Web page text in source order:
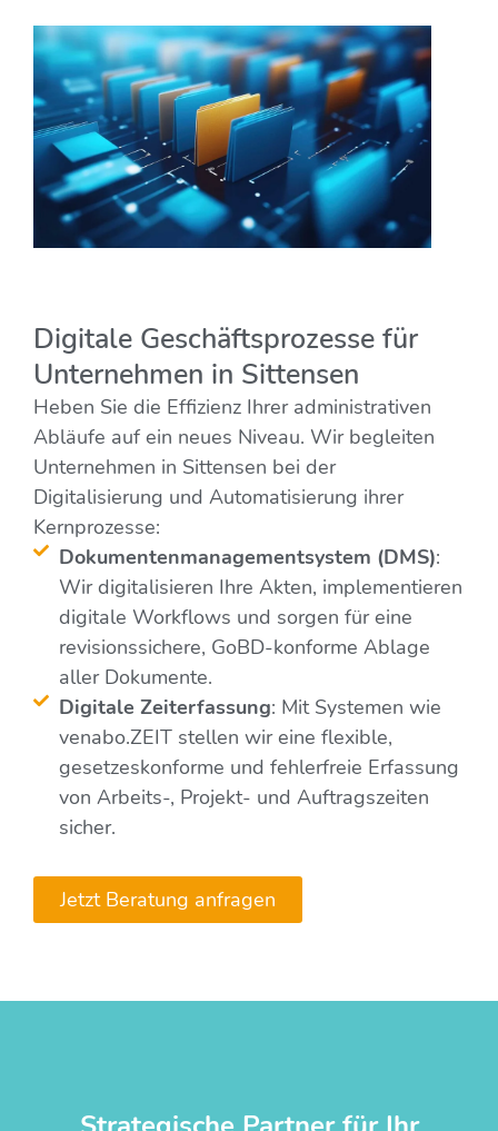
Digitale Geschäftsprozesse für
Unternehmen in Sittensen
Heben Sie die Effizienz Ihrer administrativen
Abläufe auf ein neues Niveau. Wir begleiten
Unternehmen in Sittensen bei der
Digitalisierung und Automatisierung ihrer
Kernprozesse:
Dokumentenmanagementsystem (DMS):
Wir digitalisieren Ihre Akten, implementieren
digitale Workflows und sorgen für eine
revisionssichere, GoBD-konforme Ablage
aller Dokumente.
Digitale Zeiterfassung: Mit Systemen wie
venabo.ZEIT stellen wir eine flexible,
gesetzeskonforme und fehlerfreie Erfassung
von Arbeits-, Projekt- und Auftragszeiten
sicher.
Jetzt Beratung anfragen